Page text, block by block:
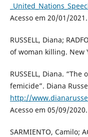
Acesso em 20/01/2021.
RUSSELL, Diana;
of woman killing. New
RUSSELL, Diana.
femicide”. Diana
http://
Acesso em 05/09/2020.
SARMIENTO, Camilo;